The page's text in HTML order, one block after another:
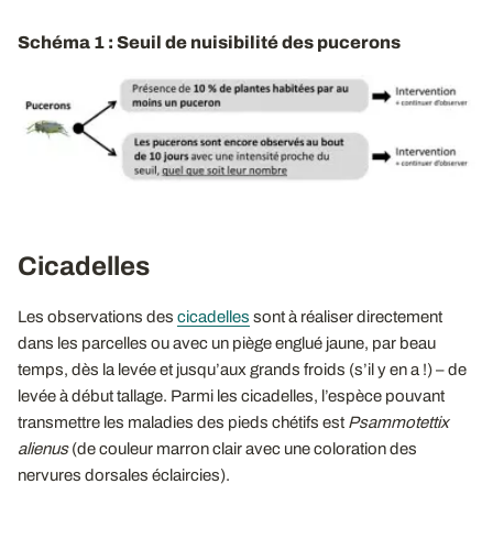
Schéma 1 : Seuil de nuisibilité des pucerons
Cicadelles
Les observations des cicadelles sont à réaliser directement
dans les parcelles ou avec un piège englué jaune, par beau
temps, dès la levée et jusqu’aux grands froids (s’il y en a !) – de
levée à début tallage. Parmi les cicadelles, l’espèce pouvant
transmettre les maladies des pieds chétifs est Psammotettix
alienus(de couleur marron clair avec une coloration des
nervures dorsales éclaircies).